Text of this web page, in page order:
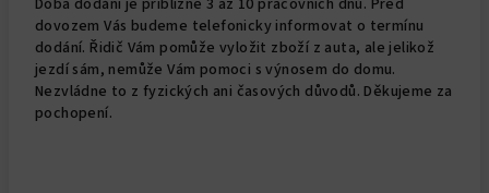
dovozem Vás budeme telefonicky informovat o termínu
dodání. Řidič Vám pomůže vyložit zboží z auta, ale jelikož
jezdí sám, nemůže Vám pomoci s výnosem do domu.
Nezvládne to z fyzických ani časových důvodů. Děkujeme za
pochopení.